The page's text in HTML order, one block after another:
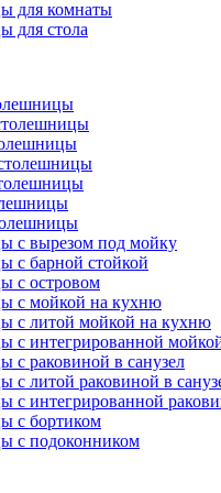
для комнаты
для стола
с вырезом под мойку
с барной стойкой
с островом
с мойкой на кухню
с литой мойкой на кухню
с интегрированной
с раковиной в санузел
с литой раковиной в
с интегрированной
с бортиком
с подоконником